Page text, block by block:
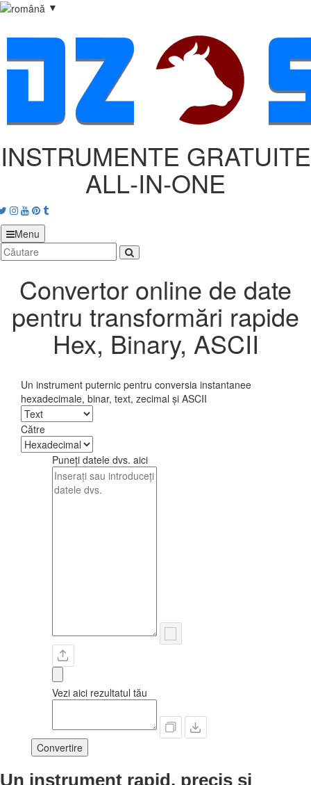
▼
INSTRUMENTE GRATUITE
ALL‑IN‑ONE
Twitter
Instagram
Youtube
Pinterest
tumblr
Menu
Convertor online de date
pentru transformări rapide
Hex, Binary, ASCII
Un instrument puternic pentru conversia instantanee
hexadecimale, binar, text, zecimal și ASCII
Către
Puneți datele dvs. aici
Vezi aici rezultatul tău
Convertire
Un instrument rapid, precis și